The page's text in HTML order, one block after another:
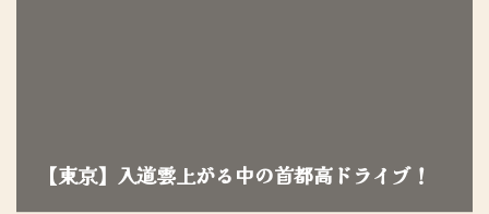
【東京】入道雲上がる中の首都高ドライブ！